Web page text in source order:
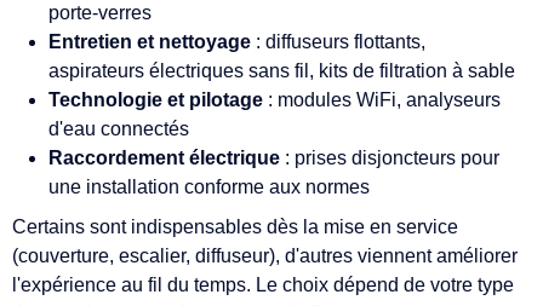
porte-verres
Entretien et nettoyage : diffuseurs flottants,
aspirateurs électriques sans fil, kits de filtration à sable
Technologie et pilotage : modules WiFi, analyseurs
d'eau connectés
Raccordement électrique : prises disjoncteurs pour
une installation conforme aux normes
Certains sont indispensables dès la mise en service
(couverture, escalier, diffuseur), d'autres viennent améliorer
l'expérience au fil du temps. Le choix dépend de votre type